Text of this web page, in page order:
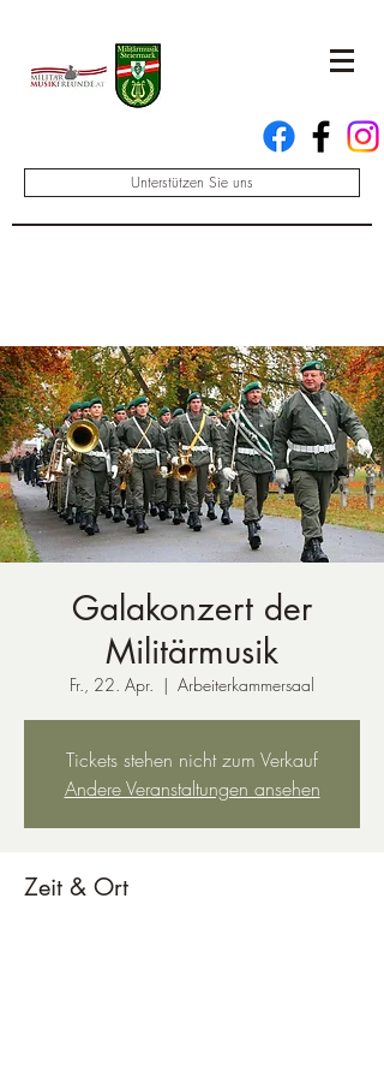
Unterstützen Sie uns
Galakonzert der
Militärmusik
Fr., 22. Apr.
  |
Arbeiterkammersaal
Tickets stehen nicht zum Verkauf
Andere Veranstaltungen ansehen
Zeit & Ort